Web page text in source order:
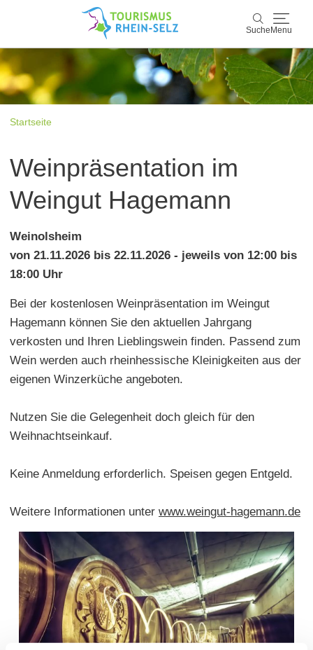
Suche Menu
Suche
Rhein-Selz
Startseite
Weinpräsentation im
Weingut Hagemann
Weinolsheim
von 21.11.2026 bis 22.11.2026 - jeweils von 12:00 bis
18:00 Uhr
Bei der kostenlosen Weinpräsentation im Weingut
Hagemann können Sie den aktuellen Jahrgang
verkosten und Ihren Lieblingswein finden. Passend zum
Wein werden auch rheinhessische Kleinigkeiten aus der
eigenen Winzerküche angeboten.
Nutzen Sie die Gelegenheit doch gleich für den
Weihnachtseinkauf.
Keine Anmeldung erforderlich. Speisen gegen Entgeld.
Weitere Informationen unter www.weingut-hagemann.de